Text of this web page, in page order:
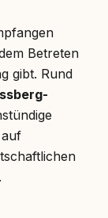
Betreten
gibt. Rund